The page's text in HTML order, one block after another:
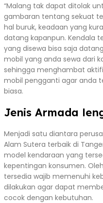
“Malang tak dapat ditolak
gambaran tentang sekuat
hal buruk, keadaan yang
datang kapanpun. Kendala
yang disewa bisa saja
mobil yang anda sewa dari
sehingga menghambat
mobil pengganti agar anda
biasa.
Jenis Armada
Menjadi satu diantara
Alam Sutera terbaik di
model kendaraan yang
kepentingan konsumen.
tersedia wajib memenuhi
dilakukan agar dapat
cocok dengan kebutuhan.